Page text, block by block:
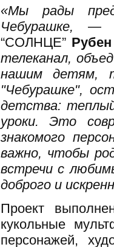
«Мы рады
Чебурашке, —
“СОЛНЦЕ”
телеканал,
нашим детям,
"Чебурашке",
детства:
уроки. Это
знакомого
важно, чтобы
встречи с
доброго и
Проект
кукольные
персонажей,